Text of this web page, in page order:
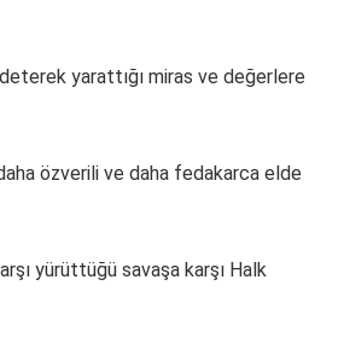
yarattığı miras ve değerlere
daha özverili ve daha fedakarca elde
yürüttüğü savaşa karşı Halk